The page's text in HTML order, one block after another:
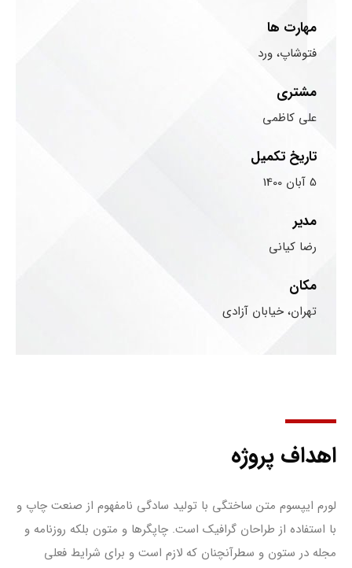
مهارت ها
فتوشاپ، ورد
مشتری
علی کاظمی
تاریخ تکمیل
5 آبان 1400
مدیر
رضا کیانی
مکان
تهران، خیابان آزادی
اهداف پروژه
لورم ایپسوم متن ساختگی با تولید سادگی نامفهوم از صنعت چاپ و
با استفاده از طراحان گرافیک است. چاپگرها و متون بلکه روزنامه و
مجله در ستون و سطرآنچنان که لازم است و برای شرایط فعلی